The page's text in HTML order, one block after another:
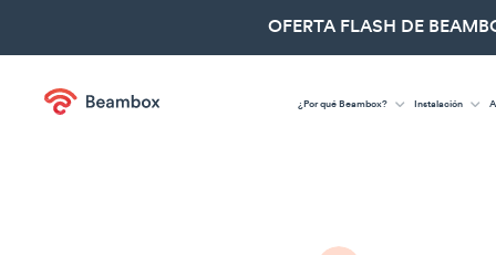
OFERTA FLASH DE
¿Por qué Beambox? Instalación